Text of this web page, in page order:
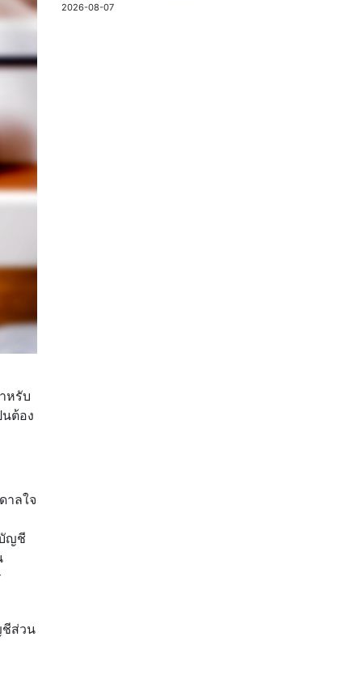
หรับ
ต้อง
าลใจ
ญชี
ชีส่วน
2026-08-07